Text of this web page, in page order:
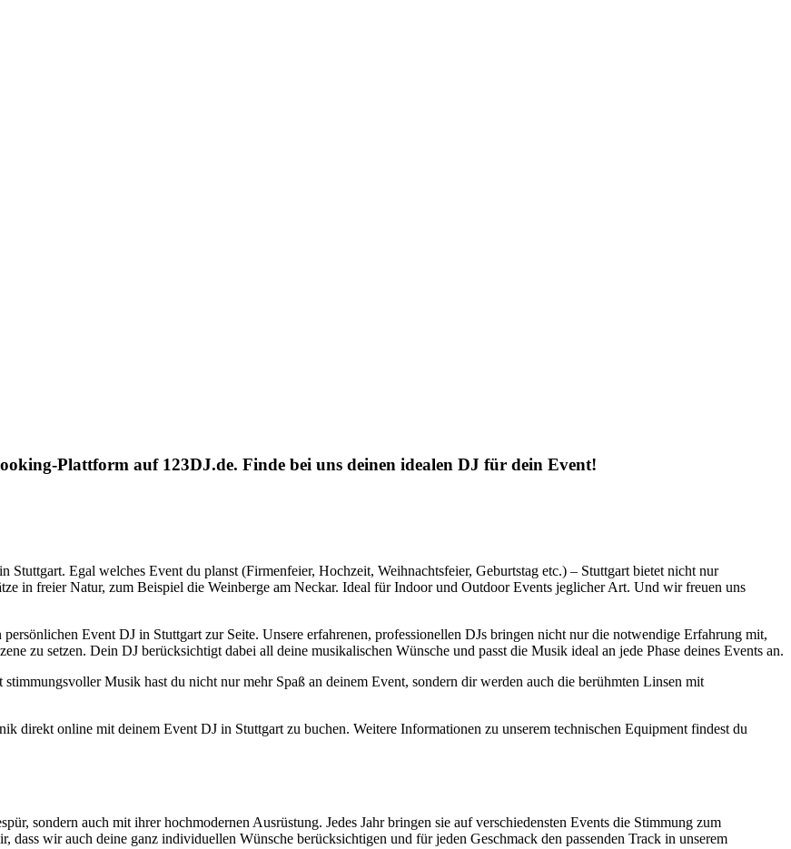
Plattform auf 123DJ.de. Finde bei uns deinen idealen DJ für dein Event!
Egal welches Event du planst (Firmenfeier, Hochzeit, Weihnachtsfeier, Geburtstag etc.) – Stuttgart bietet nicht nur
in freier Natur, zum Beispiel die Weinberge am Neckar. Ideal für Indoor und Outdoor Events jeglicher Art. Und wir freuen uns
Event DJ in Stuttgart zur Seite. Unsere erfahrenen, professionellen DJs bringen nicht nur die notwendige Erfahrung mit,
zu setzen. Dein DJ berücksichtigt dabei all deine musikalischen Wünsche und passt die Musik ideal an jede Phase deines Events an.
Musik hast du nicht nur mehr Spaß an deinem Event, sondern dir werden auch die berühmten Linsen mit
direkt online mit deinem Event DJ in Stuttgart zu buchen. Weitere Informationen zu unserem technischen Equipment findest du
sondern auch mit ihrer hochmodernen Ausrüstung. Jedes Jahr bringen sie auf verschiedensten Events die Stimmung zum
wir auch deine ganz individuellen Wünsche berücksichtigen und für jeden Geschmack den passenden Track in unserem